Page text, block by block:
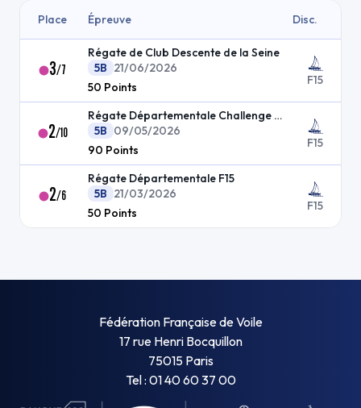
Place
Épreuve Disc.
3/7
Régate de Club Descente de la Seine
5B 21/06/2026
50 Points F15
2/10
Régate Départementale Challenge departemental
5B 09/05/2026
90 Points F15
2/6
Régate Départementale F15
5B 21/03/2026
50 Points F15
Fédération Française de Voile
17 rue Henri Bocquillon
75015 Paris
Tel : 01 40 60 37 00